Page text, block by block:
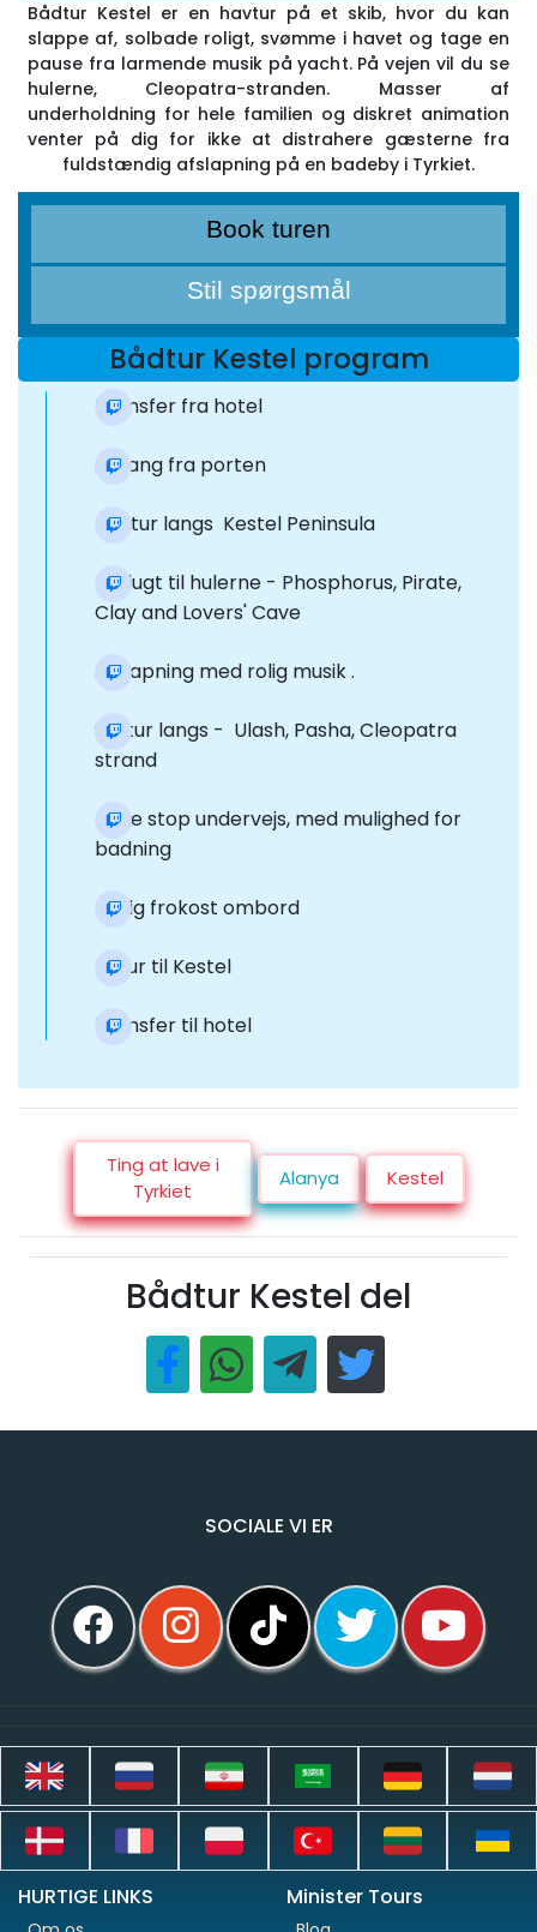
Bådtur Kestel er en havtur på et skib, hvor du kan
slappe af, solbade roligt, svømme i havet og tage en
pause fra larmende musik på yacht. På vejen vil du se
hulerne, Cleopatra-stranden. Masser af
underholdning for hele familien og diskret animation
venter på dig for ikke at distrahere gæsterne fra
fuldstændig afslapning på en badeby i Tyrkiet.
Book turen
Stil spørgsmål
Bådtur Kestel program
Transfer fra hotel
Afgang fra porten
Bådtur langs Kestel Peninsula
Udflugt til hulerne - Phosphorus, Pirate,
Clay and Lovers' Cave
Afslapning med rolig musik .
Sejltur langs - Ulash, Pasha, Cleopatra
strand
Flere stop undervejs, med mulighed for
badning
Dejlig frokost ombord
Retur til Kestel
Transfer til hotel
Ting at lave i
Tyrkiet
Alanya Kestel
Bådtur Kestel del
SOCIALE VI ER
HURTIGE LINKS Minister Tours